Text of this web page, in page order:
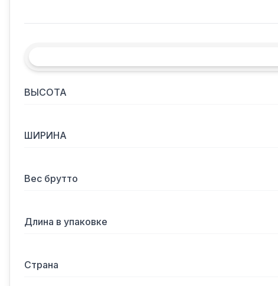
ВЫСОТА
ШИРИНА
Вес брутто
Длина в упаковке
Страна